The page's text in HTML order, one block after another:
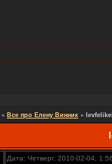
» Все про Елену Винник »
Дата: Четверг, 2010-02-04,